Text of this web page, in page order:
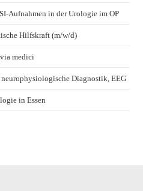
Aufnahmen in der Urologie im OP
Hilfskraft (m/w/d)
medici
Diagnostik, EEG
in Essen